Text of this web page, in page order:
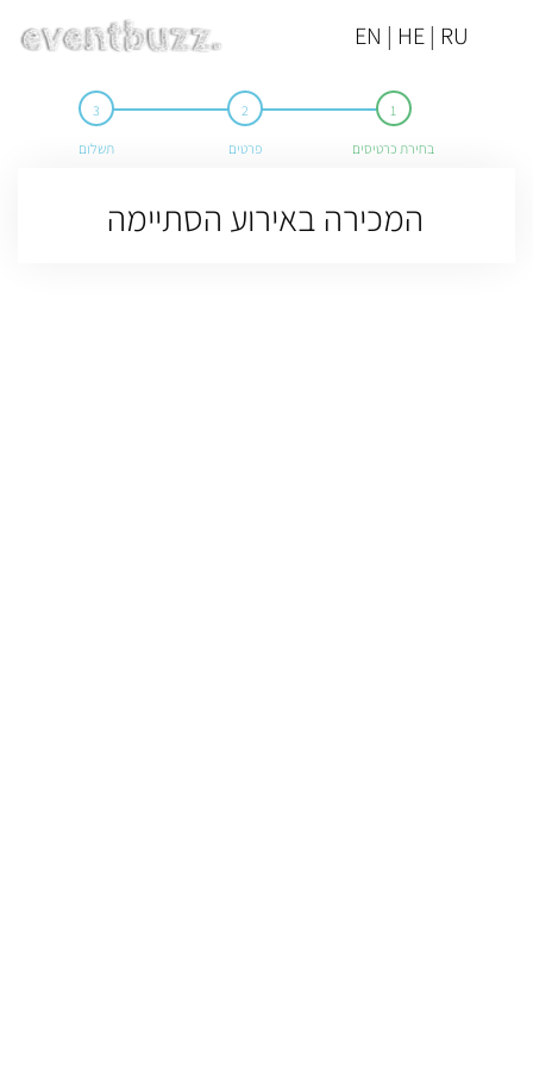
EN | HE | RU
בחירת כרטיסים פרטים תשלום
המכירה באירוע הסתיימה